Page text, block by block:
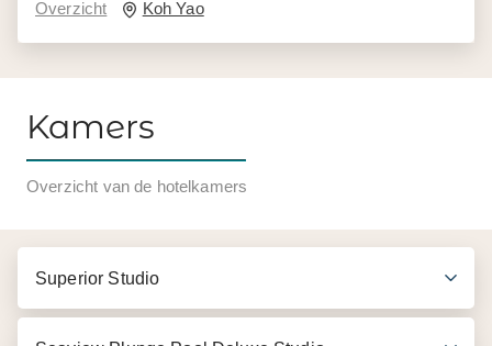
Overzicht Koh Yao
Kamers
Overzicht van de hotelkamers
Superior Studio